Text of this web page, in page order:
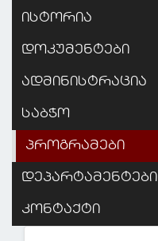
ისტორია
დოკუმენტები
ადმინისტრაცია
საბჭო
პროგრამები
დეპარტამენტები
კონტაქტი